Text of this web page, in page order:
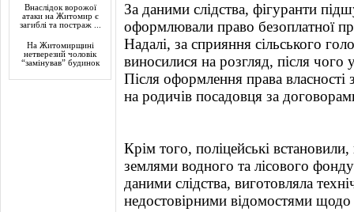
Внаслідок ворожої
атаки на Житомир є
загиблі та постраж ...
На Житомирщині
нетверезий чоловік
“замінував” будинок
За даними слідства, фігуранти
оформлювали право безоплатної
Надалі, за сприяння сільського
виносилися на розгляд, після чого
Після оформлення права
на родичів посадовця за
Крім того, поліцейські
землями водного та лісового
даними слідства, виготовляла
недостовірними відомостями